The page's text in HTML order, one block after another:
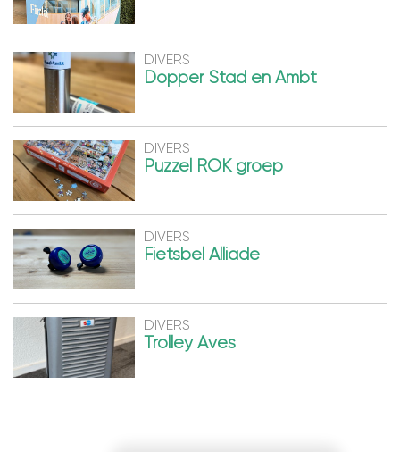
DIVERS
Dopper Stad en Ambt
DIVERS
Puzzel ROK groep
DIVERS
Fietsbel Alliade
DIVERS
Trolley Aves